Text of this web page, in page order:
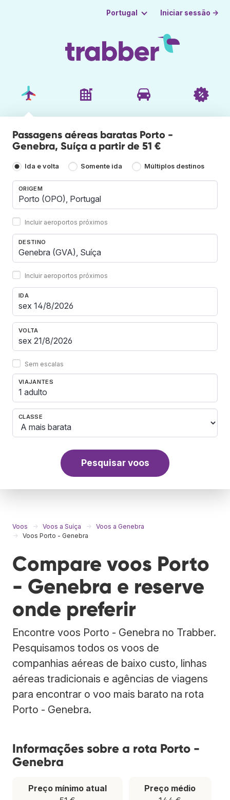
Portugal Iniciar sessão →
Passagens aéreas baratas Porto -
Genebra, Suíça a partir de 51 €
Ida e volta Somente ida Múltiplos destinos
ORIGEM
Incluir aeroportos próximos
DESTINO
Incluir aeroportos próximos
IDA
VOLTA
Sem escalas
VIAJANTES
1 adulto
CLASSE
Pesquisar voos
Voos Voos a Suíça
Voos a Genebra
Voos Porto - Genebra
Compare voos Porto
- Genebra e reserve
onde preferir
Encontre voos Porto - Genebra no Trabber.
Pesquisamos todos os voos de
companhias aéreas de baixo custo, linhas
aéreas tradicionais e agências de viagens
para encontrar o voo mais barato na rota
Porto - Genebra.
Informações sobre a rota Porto -
Genebra
Preço mínimo atual
Preço médio